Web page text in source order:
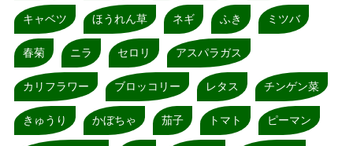
キャベツ ほうれん草 ネギ ふき ミツバ
春菊 ニラ セロリ アスパラガス
カリフラワー ブロッコリー レタス チンゲン菜
きゅうり かぼちゃ 茄子 トマト ピーマン